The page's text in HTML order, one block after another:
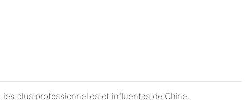
plus professionnelles et influentes de Chine.